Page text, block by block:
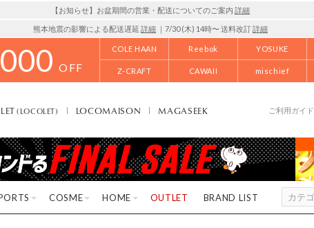
【お知らせ】お盆期間の営業・配送についてのご案内 詳細
熊本地震の影響による配送遅延 詳細 ｜7/30 (木) 14時〜 送料改訂詳細
OFF
COLE HAAN Reebok YOSUKE
Z-CRAFT CAWAII mischief
(LOCOLET) LOCOMAISON MAGASEEK ご利用ガイド
COSME HOME OUTLET BRAND LIST